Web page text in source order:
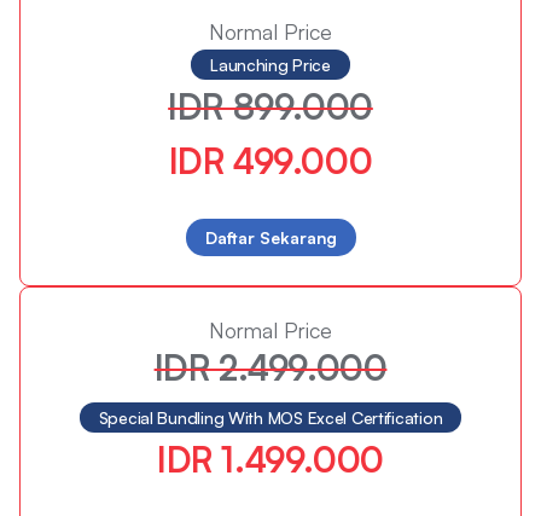
Normal Price
Launching Price
IDR 899.000
IDR 499.000
Daftar Sekarang
Normal Price
IDR 2.499.000
Special Bundling With MOS Excel Certification
IDR 1.499.000